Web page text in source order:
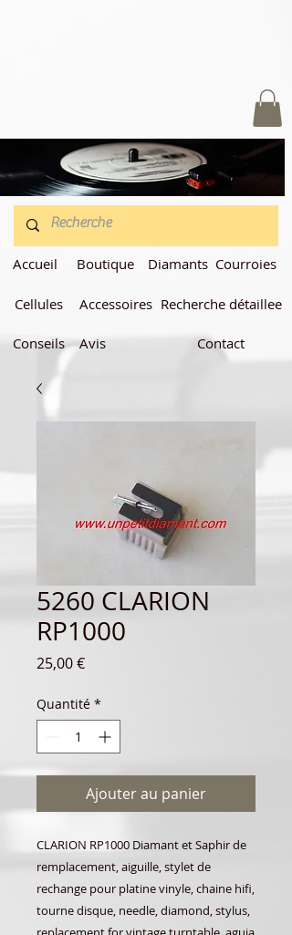
Accueil
Cellules
Conseils
Boutique
Accessoires
Avis
Diamants Courroies
Recherche détaillee
Contact
5260 CLARION
RP1000
25,00 €Prix
Quantité *
Ajouter au panier
CLARION RP1000 Diamant et Saphir de
remplacement, aiguille, stylet de
rechange pour platine vinyle, chaine hifi,
tourne disque, needle, diamond, stylus,